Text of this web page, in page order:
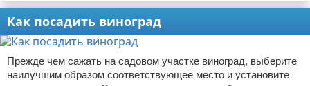
Как посадить виноград
Прежде чем сажать на садовом участке виноград, выберите
наилучшим образом соответствующее место и установите